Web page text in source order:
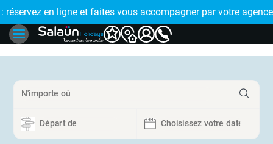
!
: réservez en ligne et faites vous accompagner par votre
🤩